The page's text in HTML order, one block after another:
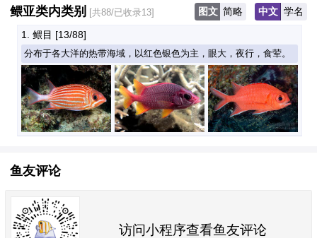
中文 学名
图文 简略
鳂亚类内类别 [共88/已收录13]
1. 鳂目 [13/88]
分布于各大洋的热带海域，以红色银色为主，眼大，夜行，食荤。
鱼友评论
访问小程序查看鱼友评论